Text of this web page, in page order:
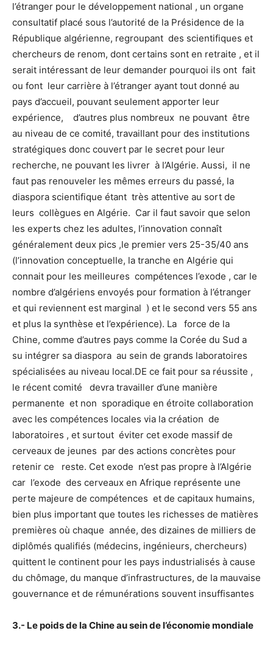
l’étranger pour le développement national , un organe
consultatif placé sous l’autorité de la Présidence de la
République algérienne, regroupant des scientifiques et
chercheurs de renom, dont certains sont en retraite , et il
serait intéressant de leur demander pourquoi ils ont fait
ou font leur carrière à l’étranger ayant tout donné au
pays d’accueil, pouvant seulement apporter leur
expérience, d’autres plus nombreux ne pouvant être
au niveau de ce comité, travaillant pour des institutions
stratégiques donc couvert par le secret pour leur
recherche, ne pouvant les livrer à l’Algérie. Aussi, il ne
faut pas renouveler les mêmes erreurs du passé, la
diaspora scientifique étant très attentive au sort de
leurs collègues en Algérie. Car il faut savoir que selon
les experts chez les adultes, l’innovation connaît
généralement deux pics ,le premier vers 25-35/40 ans
(l’innovation conceptuelle, la tranche en Algérie qui
connait pour les meilleures compétences l’exode , car le
nombre d’algériens envoyés pour formation à l’étranger
et qui reviennent est marginal ) et le second vers 55 ans
et plus la synthèse et l’expérience). La force de la
Chine, comme d’autres pays comme la Corée du Sud a
su intégrer sa diaspora au sein de grands laboratoires
spécialisées au niveau local.DE ce fait pour sa réussite ,
le récent comité devra travailler d’une manière
permanente et non sporadique en étroite collaboration
avec les compétences locales via la création de
laboratoires , et surtout éviter cet exode massif de
cerveaux de jeunes par des actions concrètes pour
retenir ce reste. Cet exode n’est pas propre à l’Algérie
car l’exode des cerveaux en Afrique représente une
perte majeure de compétences et de capitaux humains,
bien plus important que toutes les richesses de matières
premières où chaque année, des dizaines de milliers de
diplômés qualifiés (médecins, ingénieurs, chercheurs)
quittent le continent pour les pays industrialisés à cause
du chômage, du manque d’infrastructures, de la mauvaise
gouvernance et de rémunérations souvent insuffisantes
3.- Le poids de la Chine au sein de l’économie mondiale